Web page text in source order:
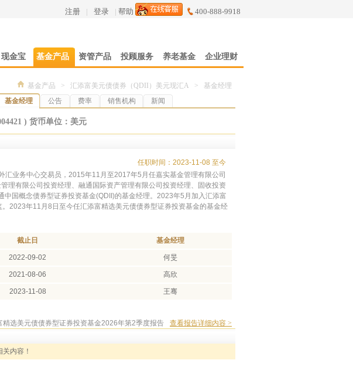
注册 | 登录 | 帮助 400-888-9918
现金宝 基金产品 资管产品 投顾服务 养老基金 企业理财
基金产品 > 汇添富美元债债券（QDII）美元现汇A > 基金经理
基金经理 公告 费率 销售机构 新闻
) 货币单位：美元
任职时间：2023-11-08 至今
业务中心交易员，2015年11月至2017年5月任嘉实基金管理有限公司
理有限公司投资经理、融通国际资产管理有限公司投资经理、固收投资
国概念债券型证券投资基金(QDII)的基金经理。2023年5月加入汇添富
2023年11月8日至今任汇添富精选美元债债券型证券投资基金的基金经
截止日 基金经理
2022-09-02 何旻
2021-08-06 高欣
2023-11-08 王骞
精选美元债债券型证券投资基金2026年第2季度报告 查看报告详细内容 >
关内容！